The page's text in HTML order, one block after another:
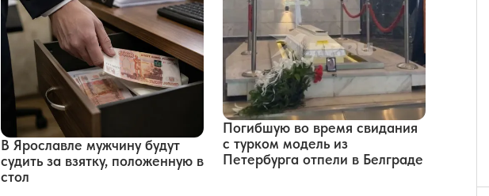
В Ярославле мужчину будут
судить за взятку, положенную в
стол
Погибшую во время свидания
с турком модель из
Петербурга отпели в Белграде